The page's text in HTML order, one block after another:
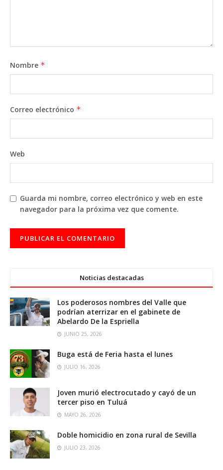
Nombre *
Correo electrónico *
Web
Guarda mi nombre, correo electrónico y web en este
navegador para la próxima vez que comente.
Noticias destacadas
Los poderosos nombres del Valle que
podrían aterrizar en el gabinete de
Abelardo De la Espriella
JUNIO 25, 2026
Buga está de Feria hasta el lunes
JULIO 16, 2026
Joven murió electrocutado y cayó de un
tercer piso en Tuluá
MAYO 26, 2026
Doble homicidio en zona rural de Sevilla
JULIO 23, 2026